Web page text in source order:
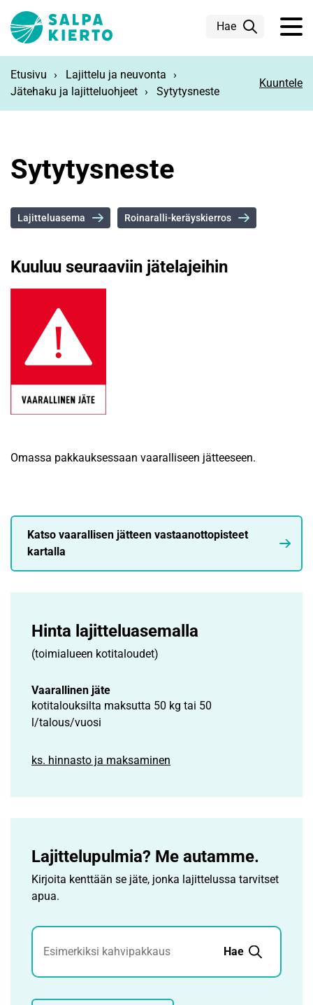
Hae
Etusivu
Lajittelu ja neuvonta
Jätehaku ja lajitteluohjeet
Sytytysneste
Kuuntele
Sytytysneste
Lajitteluasema Roinaralli-keräyskierros
Kuuluu seuraaviin jätelajeihin
Omassa pakkauksessaan vaaralliseen jätteeseen.
Katso vaarallisen jätteen vastaanottopisteet
kartalla
Hinta lajittelu­asemalla
(toimialueen kotitaloudet)
Vaarallinen jäte
kotitalouksilta maksutta 50 kg tai 50
l/talous/vuosi
ks. hinnasto ja maksaminen
Lajittelupulmia? Me autamme.
Kirjoita kenttään se jäte, jonka lajittelussa tarvitset
apua.
Jätehaku
Hae